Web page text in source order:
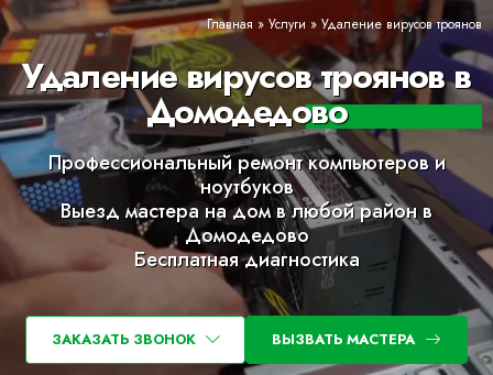
Главная » Услуги » Удаление вирусов троянов
Удаление вирусов троянов в
Домодедово
Профессиональный ремонт компьютеров и
ноутбуков
Выезд мастера на дом в любой район в
Домодедово
Бесплатная диагностика
ЗАКАЗАТЬ ЗВОНОК ВЫЗВАТЬ МАСТЕРА